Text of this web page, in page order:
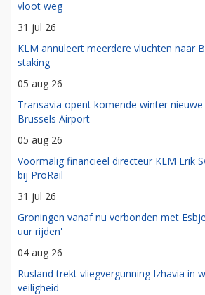
vloot weg
31 jul 26
KLM annuleert meerdere vluchten naar
staking
05 aug 26
Transavia opent komende winter
Brussels Airport
05 aug 26
Voormalig financieel directeur KLM Erik
bij ProRail
31 jul 26
Groningen vanaf nu verbonden met
uur rijden'
04 aug 26
Rusland trekt vliegvergunning Izhavia in
veiligheid